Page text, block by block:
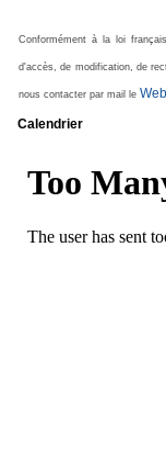
Conformément à la loi
d'accès, de modification, de
nous contacter par mail le
Calendrier